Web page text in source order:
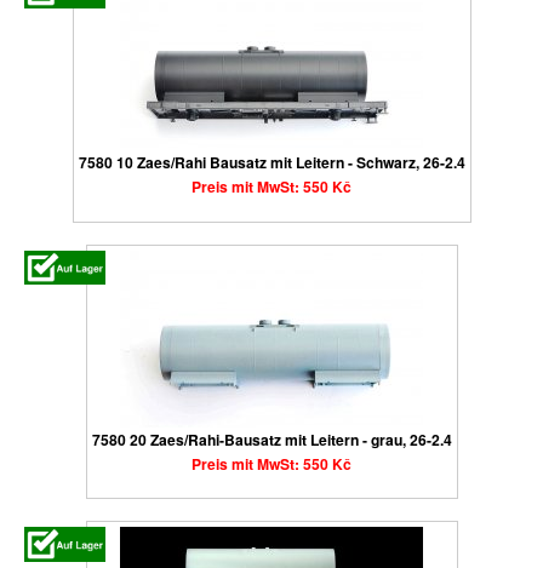
7580 10 Zaes/Rahi Bausatz mit Leitern - Schwarz, 26-2.4
Preis mit MwSt: 550 Kč
7580 20 Zaes/Rahi-Bausatz mit Leitern - grau, 26-2.4
Preis mit MwSt: 550 Kč